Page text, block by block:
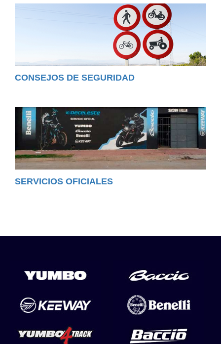
CONSEJOS DE SEGURIDAD
SERVICIOS OFICIALES